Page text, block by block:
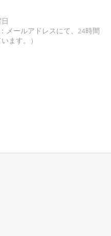
ルアドレスにて、24時間
ます。）